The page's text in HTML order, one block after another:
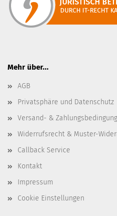
Mehr über...
AGB
Privatsphäre und Datenschutz
Versand- &
Widerrufsrecht & Muster-
Callback Service
Kontakt
Impressum
Cookie Einstellungen